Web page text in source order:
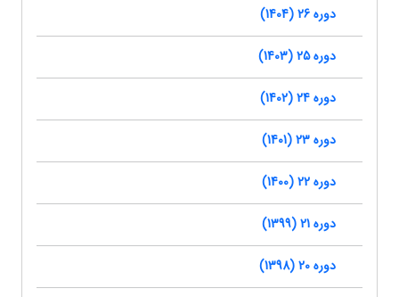
دوره 26 (1404)
دوره 25 (1403)
دوره 24 (1402)
دوره 23 (1401)
دوره 22 (1400)
دوره 21 (1399)
دوره 20 (1398)